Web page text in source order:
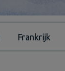
Frankrijk